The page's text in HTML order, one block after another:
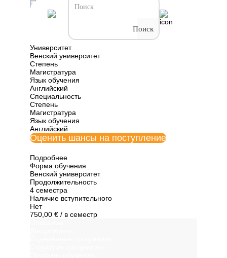
Поиск
Все программы обучения Австрии
Экология и
экосистемы
Университет
Венский университет
Степень
Магистратура
Язык обучения
Английский
Специальность
Степень
Магистратура
Язык обучения
Английский
Оценить шансы на поступление
Подробнее
Форма обучения
Венский университет
Продолжительность
4 семестра
Наличие вступительного
Нет
750,00 € / в семестр